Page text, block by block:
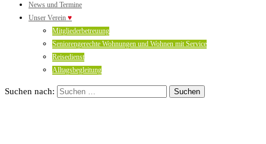
News und Termine
Unser Verein ♥
Mitgliederbetreuung
Seniorengerechte Wohnungen und Wohnen mit Service
Reisedienst
Alltagsbegleitung
Suchen nach: